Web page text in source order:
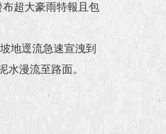
超大豪雨特報且包
地逕流急速宣洩到
漫流至路面。